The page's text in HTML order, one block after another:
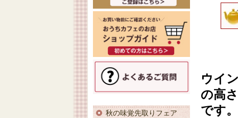
秋の味覚先取りフェア
ウイ
の高
です。